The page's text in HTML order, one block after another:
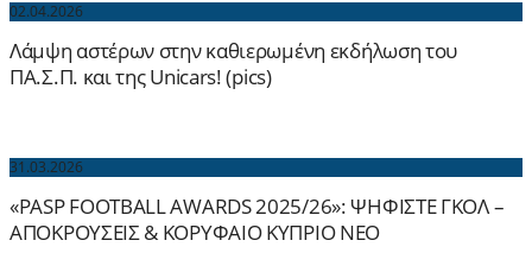
02.04.2026
Λάμψη αστέρων στην καθιερωμένη εκδήλωση του
ΠΑ.Σ.Π. και της Unicars! (pics)
31.03.2026
«PASP FOOTBALL AWARDS 2025/26»: ΨΗΦΙΣΤΕ ΓΚΟΛ –
ΑΠΟΚΡΟΥΣΕΙΣ & ΚΟΡΥΦΑΙΟ ΚΥΠΡΙΟ ΝΕΟ